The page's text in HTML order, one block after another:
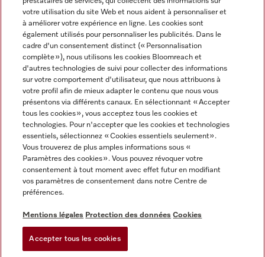
Informations légales
CGV
Conditions d’utilisation
Déclaration d'accessibilité
Digital Services Act
Miele sur Instagram
Miele sur Youtube
votre utilisation du site Web et nous aident à personnaliser et
à améliorer votre expérience en ligne. Les cookies sont
également utilisés pour personnaliser les publicités. Dans le
cadre d'un consentement distinct (« Personnalisation
complète »), nous utilisons les cookies Bloomreach et
d'autres technologies de suivi pour collecter des informations
sur votre comportement d'utilisateur, que nous attribuons à
votre profil afin de mieux adapter le contenu que nous vous
présentons via différents canaux. En sélectionnant « Accepter
tous les cookies », vous acceptez tous les cookies et
technologies. Pour n'accepter que les cookies et technologies
essentiels, sélectionnez « Cookies essentiels seulement».
Vous trouverez de plus amples informations sous «
Paramètres des cookies ». Vous pouvez révoquer votre
consentement à tout moment avec effet futur en modifiant
vos paramètres de consentement dans notre Centre de
préférences.
Mentions légales Protection des données Cookies
Accepter tous les cookies